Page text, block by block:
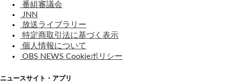
番組審議会
JNN
放送ライブラリー
特定商取引法に基づく表示
個人情報について
OBS NEWS Cookieポリシー
ニュースサイト・アプリ